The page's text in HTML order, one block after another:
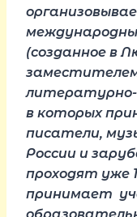
(созданное в
литературно-
в которых
писатели,
России и
проходят уже
принимает